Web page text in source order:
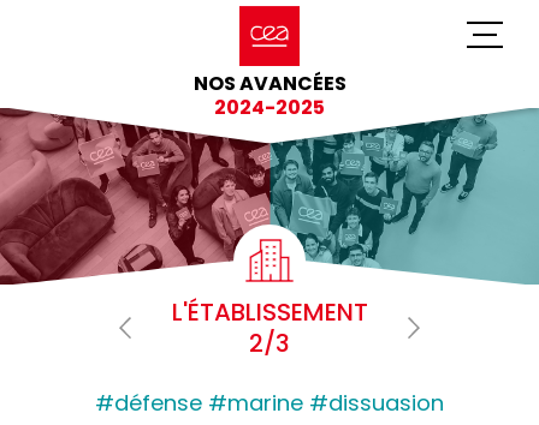
NOS AVANCÉES
2024-2025
L'ÉTABLISSEMENT
2/3
#défense #marine #dissuasion